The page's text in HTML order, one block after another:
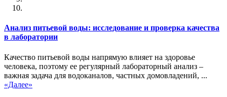
Анализ питьевой воды: исследование и проверка качества
в лаборатории
Качество питьевой воды напрямую влияет на здоровье
человека, поэтому ее регулярный лабораторный анализ –
важная задача для водоканалов, частных домовладений, ...
«Далее»